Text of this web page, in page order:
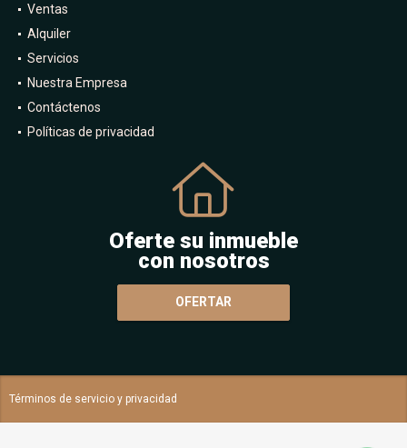
Ventas
Alquiler
Servicios
Nuestra Empresa
Contáctenos
Políticas de privacidad
Oferte su inmueble
con nosotros
OFERTAR
Términos de servicio y privacidad